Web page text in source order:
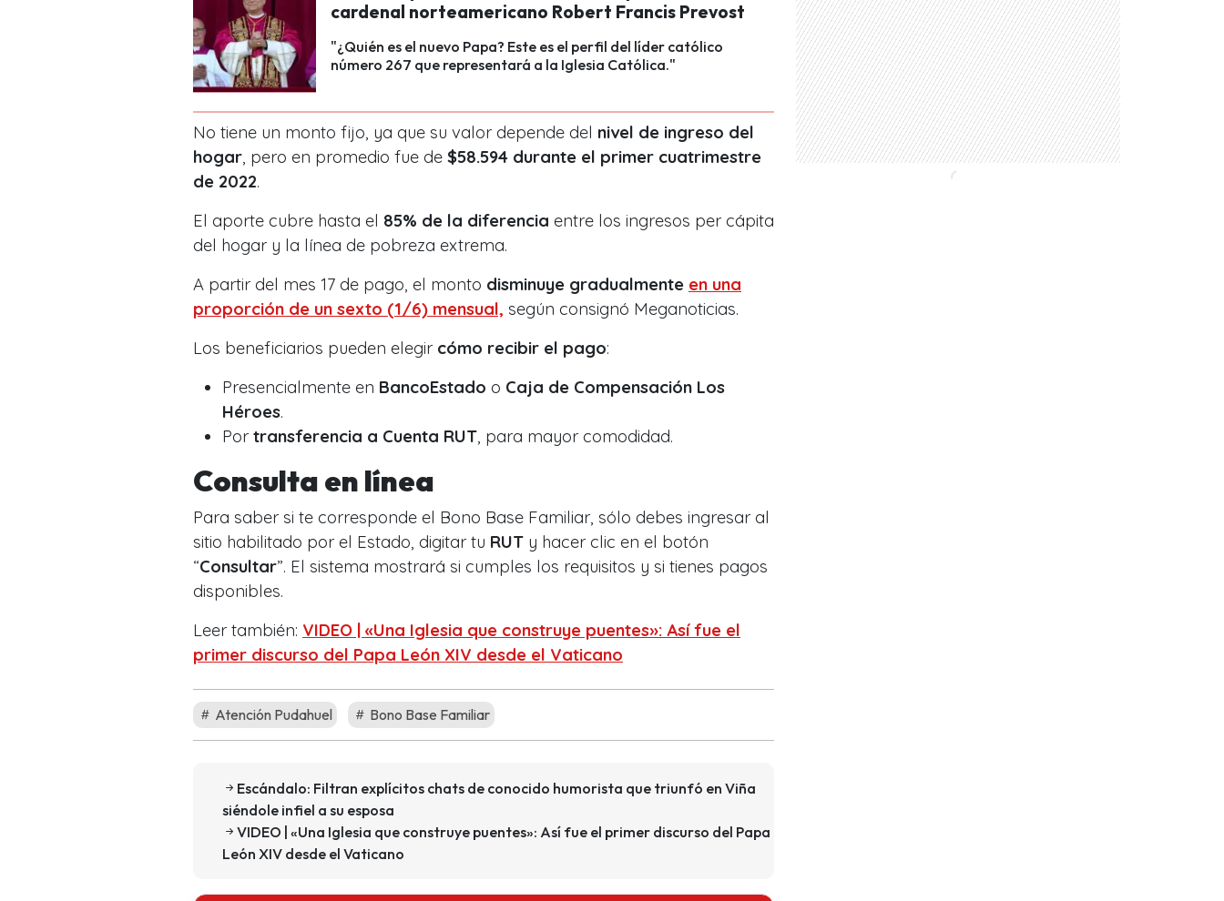
cardenal norteamericano Robert Francis Prevost
"¿Quién es el nuevo Papa? Este es el perfil del líder católico
número 267 que representará a la Iglesia Católica."
No tiene un monto fijo, ya que su valor depende del nivel de ingreso del
hogar , pero en promedio fue de $58.594 durante el primer cuatrimestre
de 2022.
El aporte cubre hasta el 85% de la diferencia entre los ingresos per cápita
del hogar y la línea de pobreza extrema.
A partir del mes 17 de pago, el monto disminuye gradualmente en una
proporción de un sexto (1/6) mensual, según consignó Meganoticias.
Los beneficiarios pueden elegir cómo recibir el pago:
Presencialmente en BancoEstado o Caja de Compensación Los
Héroes.
Por transferencia a Cuenta RUT , para mayor comodidad.
Consulta en línea
Para saber si te corresponde el Bono Base Familiar, sólo debes ingresar al
sitio habilitado por el Estado, digitar tu RUT y hacer clic en el botón
“Consultar”. El sistema mostrará si cumples los requisitos y si tienes pagos
disponibles.
Leer también: VIDEO | «Una Iglesia que construye puentes»: Así fue el
primer discurso del Papa León XIV desde el Vaticano
Atención Pudahuel Bono Base Familiar
Escándalo: Filtran explícitos chats de conocido humorista que triunfó en Viña
siéndole infiel a su esposa
VIDEO | «Una Iglesia que construye puentes»: Así fue el primer discurso del Papa
León XIV desde el Vaticano